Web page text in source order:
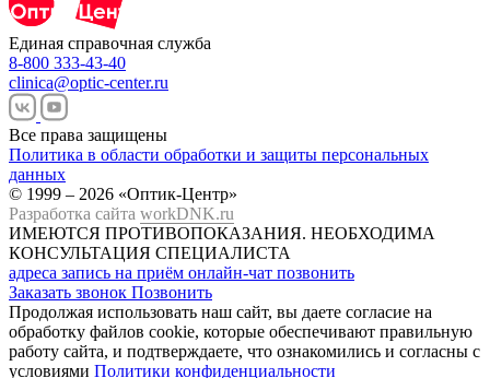
Единая справочная служба
8-800 333-43-40
clinica@optic-center.ru
Все права защищены
Политика в области обработки и защиты персональных
данных
© 1999 – 2026 «Оптик-Центр»
Разработка сайта workDNK.ru
ИМЕЮТСЯ ПРОТИВОПОКАЗАНИЯ. НЕОБХОДИМА
КОНСУЛЬТАЦИЯ СПЕЦИАЛИСТА
адреса запись на приём онлайн-чат позвонить
Заказать звонок Позвонить
Продолжая использовать наш сайт, вы даете согласие на
обработку файлов cookie, которые обеспечивают правильную
работу сайта, и подтверждаете, что ознакомились и согласны с
условиями Политики конфиденциальности